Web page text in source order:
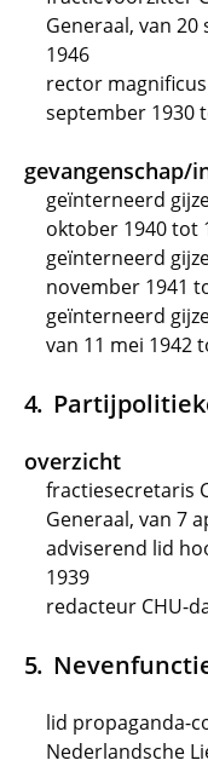
Generaal, van
1946
rector
september 1930
gevangenschap/
geïnterneerd
oktober 1940 tot
geïnterneerd
november 1941
geïnterneerd
van 11 mei 1942
overzicht
fractiesecretaris
Generaal, van 7
adviserend lid
1939
redacteur CHU-
lid propaganda-
Nederlandsche